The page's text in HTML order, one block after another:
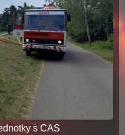
s CAS